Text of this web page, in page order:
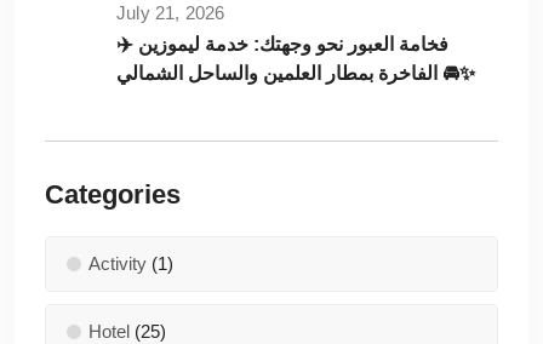
July 21, 2026
✈️ فخامة العبور نحو وجهتك: خدمة ليموزين
الفاخرة بمطار العلمين والساحل الشمالي 🚘✨
Categories
Activity (1)
Hotel (25)